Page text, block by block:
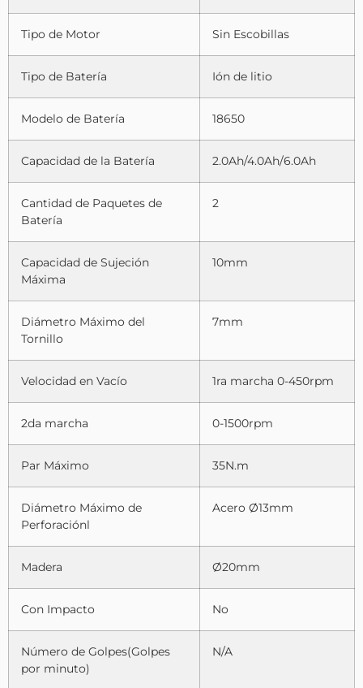
Tipo de Motor Sin Escobillas
Tipo de Batería Ión de litio
Modelo de Batería 18650
Capacidad de la Batería 2.0Ah/4.0Ah/6.0Ah
Cantidad de Paquetes de
Batería
2
Capacidad de Sujeción
Máxima
10mm
Diámetro Máximo del
Tornillo
7mm
Velocidad en Vacío 1ra marcha 0-450rpm
2da marcha 0-1500rpm
Par Máximo 35N.m
Diámetro Máximo de
Perforaciónl
Acero Ø13mm
Madera Ø20mm
Con Impacto No
Número de Golpes(Golpes
por minuto)
N/A